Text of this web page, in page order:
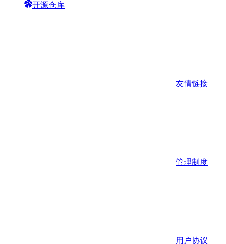
开源仓库
友情链接
管理制度
用户协议